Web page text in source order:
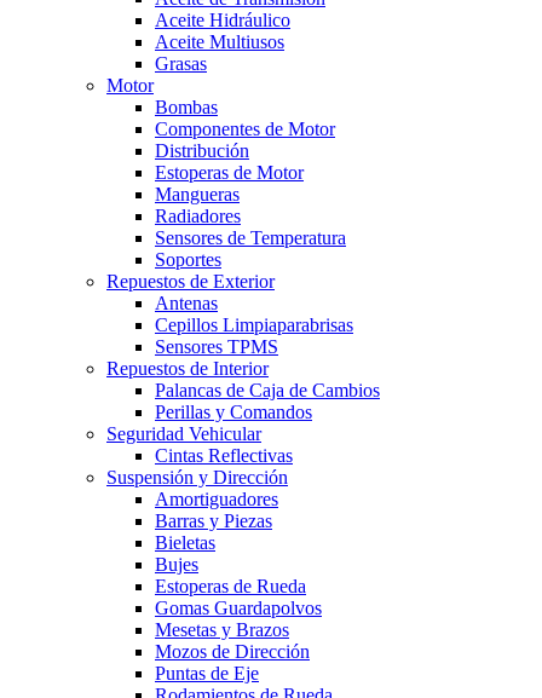
Aceite Hidráulico
Aceite Multiusos
Grasas
Motor
Bombas
Componentes de Motor
Distribución
Estoperas de Motor
Mangueras
Radiadores
Sensores de Temperatura
Soportes
Repuestos de Exterior
Antenas
Cepillos Limpiaparabrisas
Sensores TPMS
Repuestos de Interior
Palancas de Caja de Cambios
Perillas y Comandos
Seguridad Vehicular
Cintas Reflectivas
Suspensión y Dirección
Amortiguadores
Barras y Piezas
Bieletas
Bujes
Estoperas de Rueda
Gomas Guardapolvos
Mesetas y Brazos
Mozos de Dirección
Puntas de Eje